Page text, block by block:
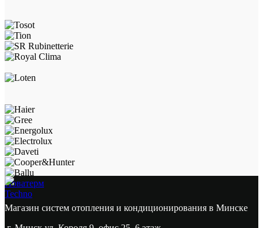
Новатерм
Techno
Магазин систем отопления и кондиционирования в Минске